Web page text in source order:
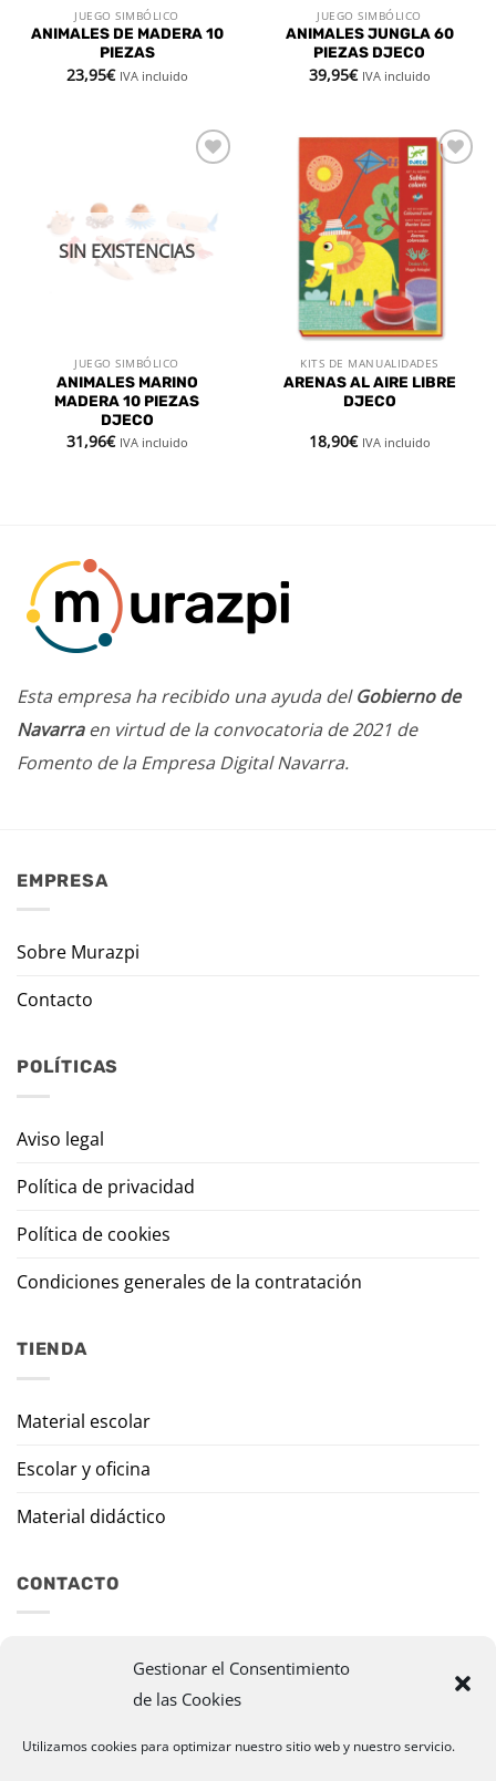
Gestionar el Consentimiento
de las Cookies
Utilizamos cookies para optimizar nuestro sitio web y nuestro servicio.
JUEGO SIMBÓLICO
ANIMALES DE MADERA 10
PIEZAS
23,95€ IVA incluido
JUEGO SIMBÓLICO
ANIMALES JUNGLA 60
PIEZAS DJECO
39,95€ IVA incluido
deseos
SIN EXISTENCIAS
JUEGO SIMBÓLICO
ANIMALES MARINO
MADERA 10 PIEZAS
DJECO
31,96€ IVA incluido
Añadir
lista de
deseos
KITS DE MANUALIDADES
ARENAS AL AIRE LIBRE
DJECO
18,90€ IVA incluido
Esta empresa ha recibido una ayuda delGobierno de
Navarraen virtud de la convocatoria de 2021 de
Fomento de la Empresa Digital Navarra.
EMPRESA
Sobre Murazpi
Contacto
POLÍTICAS
Aviso legal
Política de privacidad
Política de cookies
Condiciones generales de la contratación
TIENDA
Material escolar
Escolar y oficina
Material didáctico
CONTACTO
murazpi@murazpi.com
948 234 436 – 623 195 518